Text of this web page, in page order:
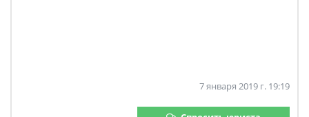
7 января 2019 г. 19:19